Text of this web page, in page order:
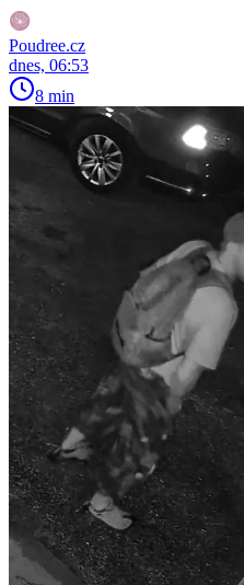
Poudree.cz
dnes, 06:53
8 min